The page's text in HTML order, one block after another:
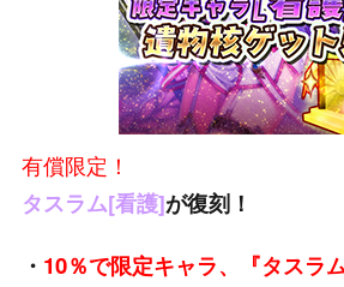
有償限定！
タスラム[看護]が復刻！
・ 10％で限定キャラ、『タスラ